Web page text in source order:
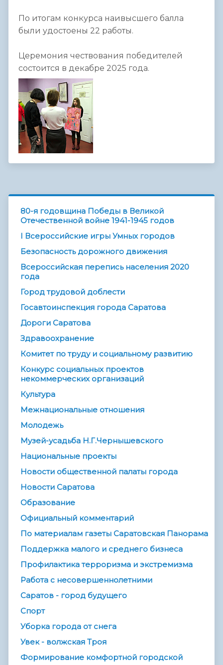
По итогам конкурса наивысшего балла
были удостоены 22 работы.
Церемония чествования победителей
состоится в декабре 2025 года.
80-я годовщина Победы в Великой
Отечественной войне 1941-1945 годов
I Всероссийские игры Умных городов
Безопасность дорожного движения
Всероссийская перепись населения 2020
года
Город трудовой доблести
Госавтоинспекция города Саратова
Дороги Саратова
Здравоохранение
Комитет по труду и социальному развитию
Конкурс социальных проектов
некоммерческих организаций
Культура
Межнациональные отношения
Молодежь
Музей-усадьба Н.Г.Чернышевского
Национальные проекты
Новости общественной палаты города
Новости Саратова
Образование
Официальный комментарий
По материалам газеты Саратовская Панорама
Поддержка малого и среднего бизнеса
Профилактика терроризма и экстремизма
Работа с несовершеннолетними
Саратов - город будущего
Спорт
Уборка города от снега
Увек - волжская Троя
Формирование комфортной городской